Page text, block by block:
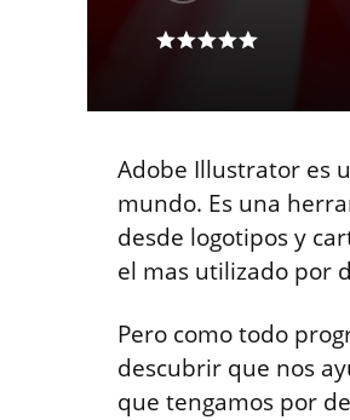
Adobe Illustrator es
mundo. Es una
desde logotipos y
el mas utilizado por
Pero como todo
descubrir que nos
que tengamos por